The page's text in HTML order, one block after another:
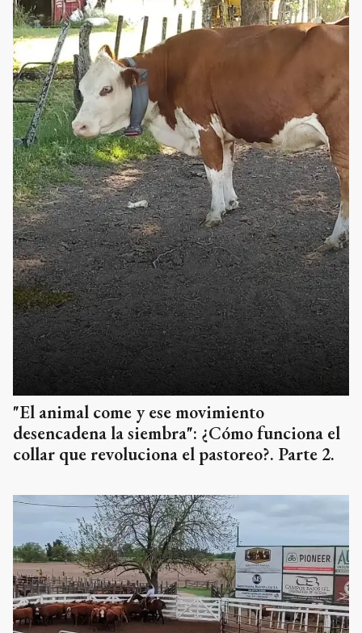
"El animal come y ese movimiento
desencadena la siembra": ¿Cómo funciona el
collar que revoluciona el pastoreo?. Parte 2.